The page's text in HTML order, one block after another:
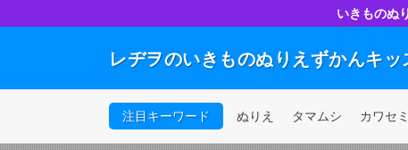
いきものぬ
レヂヲのいきものぬりえずかんキッ
注目キーワード ぬりえ タマムシ カワセミ